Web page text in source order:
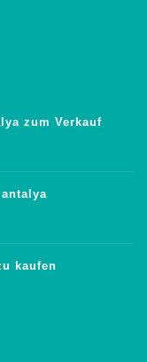
zum Verkauf
kaufen